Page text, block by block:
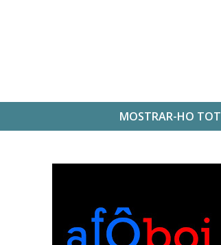
MOSTRAR-HO TOT